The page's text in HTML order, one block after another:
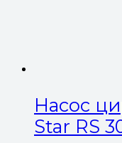
Насос
Star RS